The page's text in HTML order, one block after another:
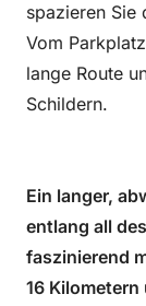
spazieren Sie
Vom
lange Route
Schildern.
Ein langer,
entlang all
faszinierend
16